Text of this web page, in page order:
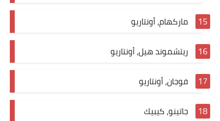
ماركهام، أونتاريو
ريتشموند هيل، أونتاريو
فوجان، أونتاريو
جاتينو، كيبيك